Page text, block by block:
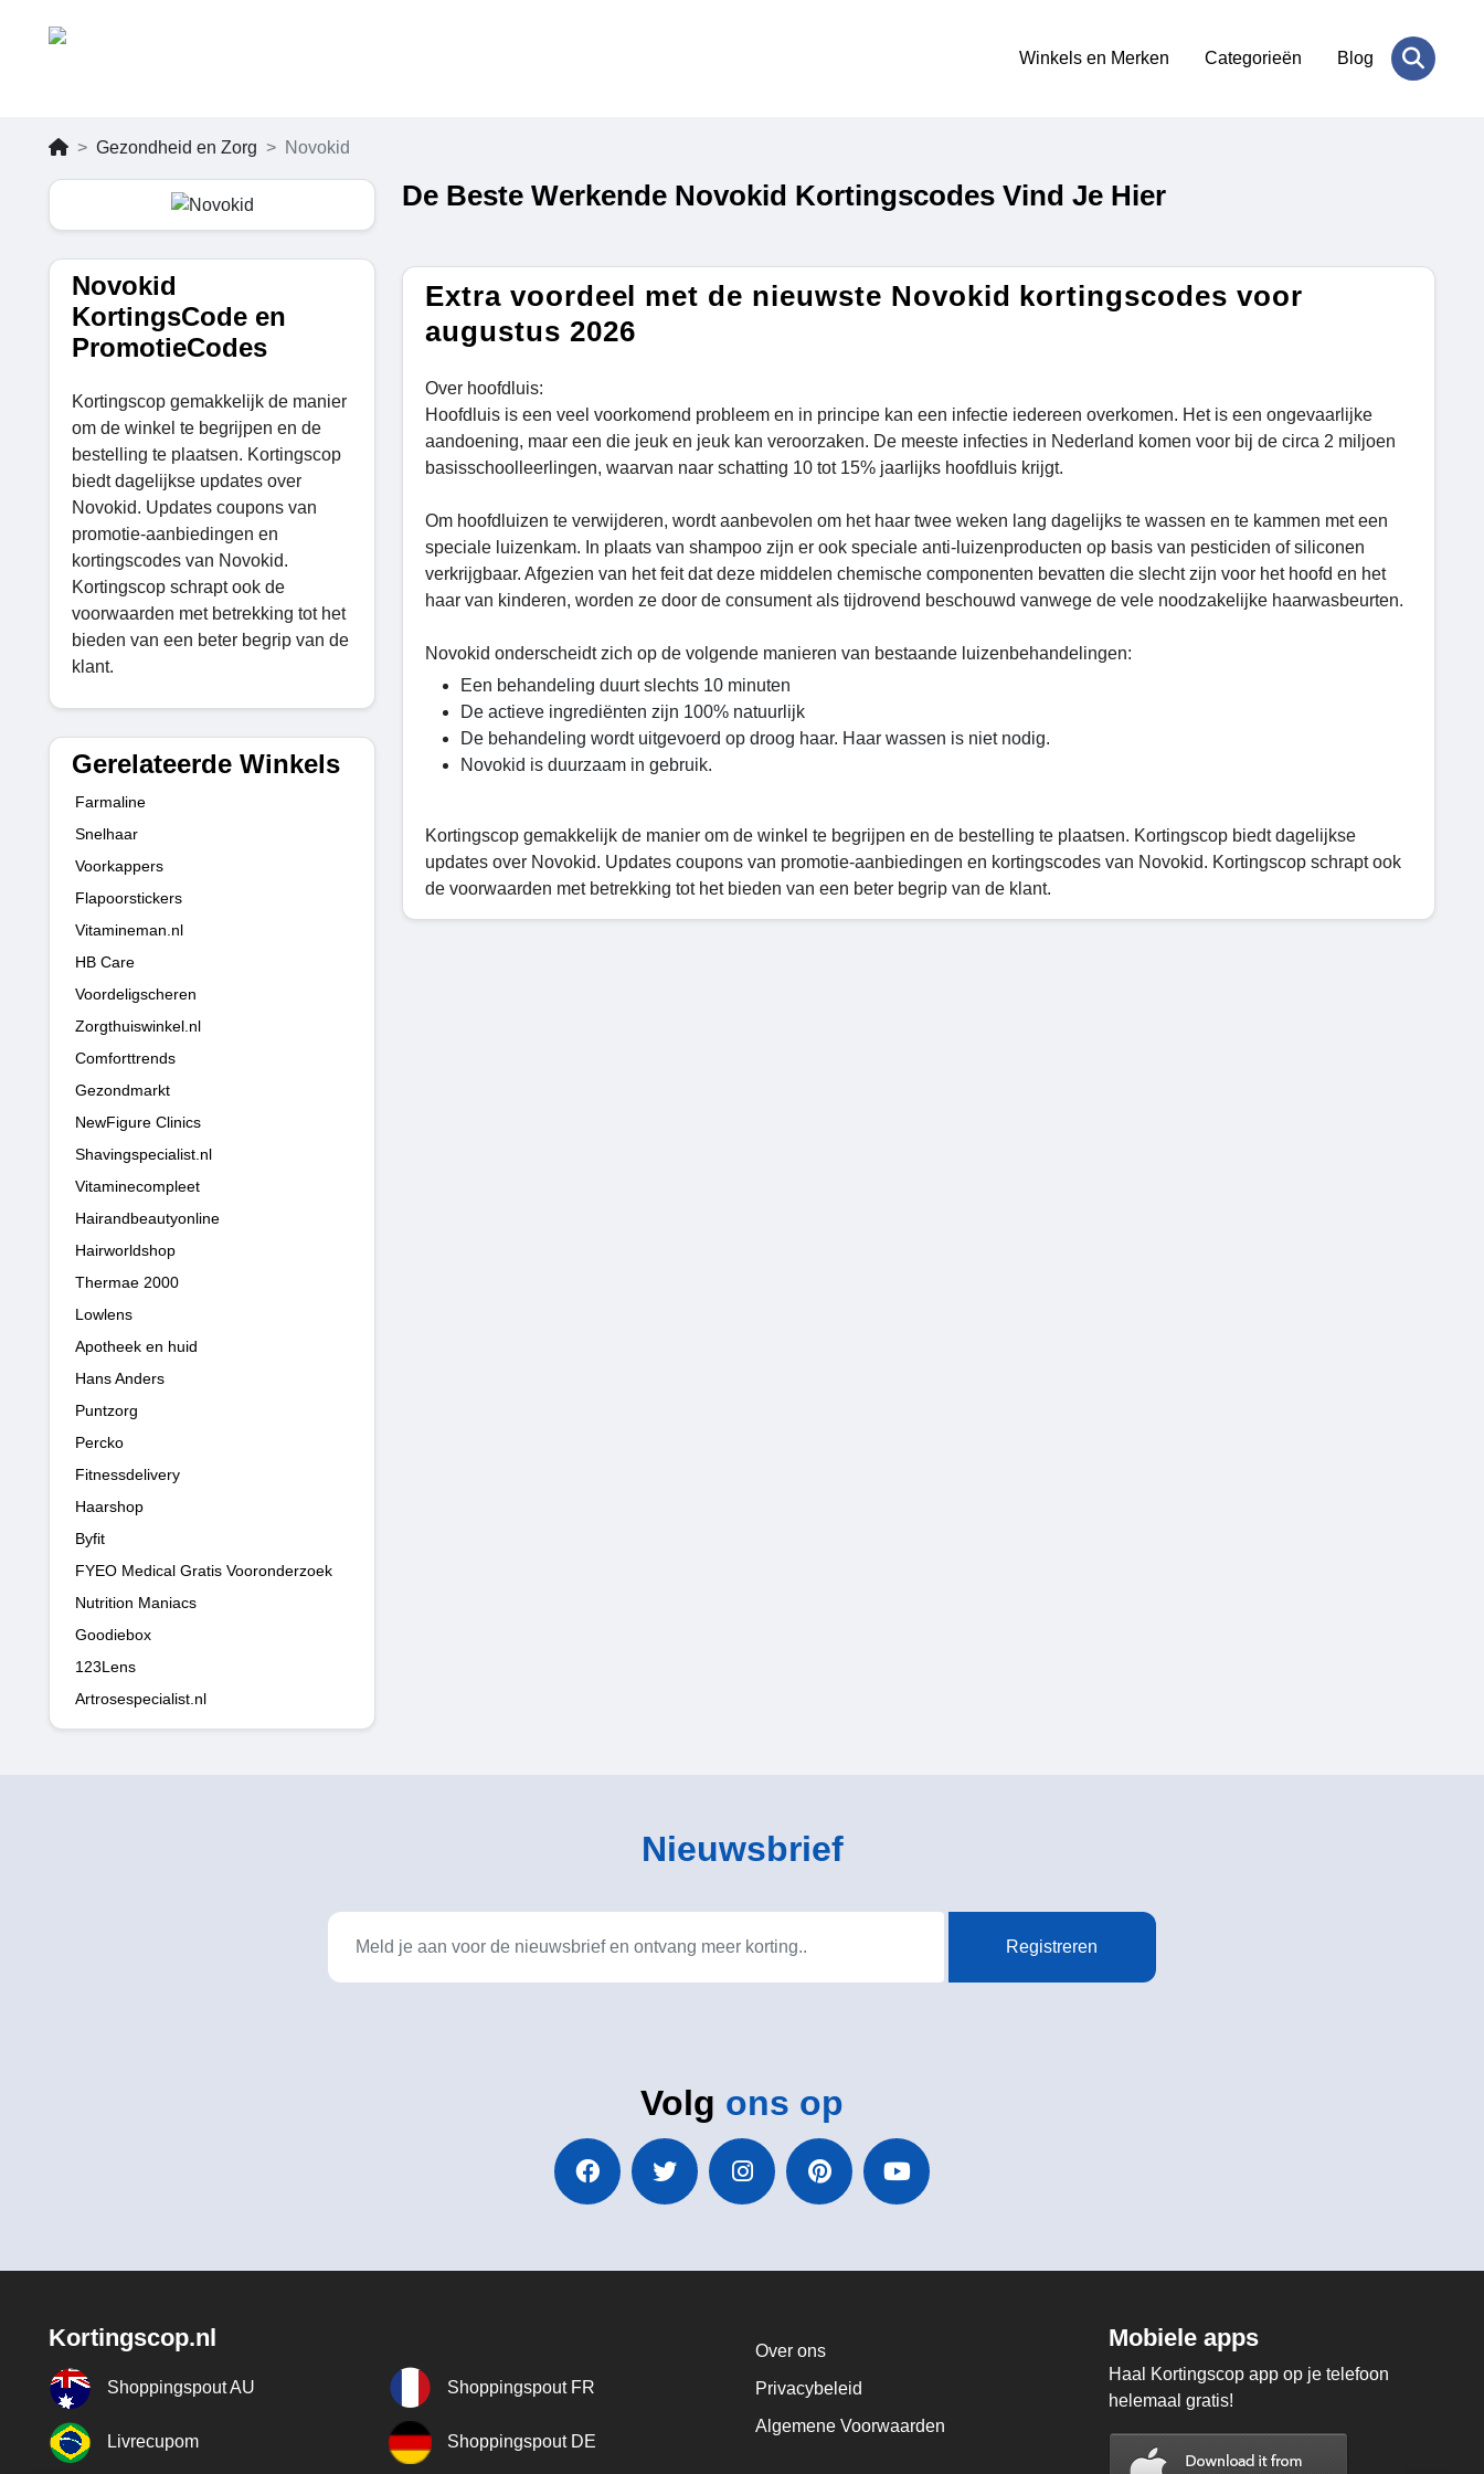
Winkels en Merken Categorieën Blog
Gezondheid en Zorg Novokid
Novokid
KortingsCode en
PromotieCodes
Kortingscop gemakkelijk de manier
om de winkel te begrijpen en de
bestelling te plaatsen. Kortingscop
biedt dagelijkse updates over
Novokid. Updates coupons van
promotie-aanbiedingen en
kortingscodes van Novokid.
Kortingscop schrapt ook de
voorwaarden met betrekking tot het
bieden van een beter begrip van de
klant.
Gerelateerde Winkels
Farmaline
Snelhaar
Voorkappers
Flapoorstickers
Vitamineman.nl
HB Care
Voordeligscheren
Zorgthuiswinkel.nl
Comforttrends
Gezondmarkt
NewFigure Clinics
Shavingspecialist.nl
Vitaminecompleet
Hairandbeautyonline
Hairworldshop
Thermae 2000
Lowlens
Apotheek en huid
Hans Anders
Puntzorg
Percko
Fitnessdelivery
Haarshop
Byfit
FYEO Medical Gratis Vooronderzoek
Nutrition Maniacs
Goodiebox
123Lens
Artrosespecialist.nl
De Beste Werkende Novokid Kortingscodes Vind Je Hier
Extra voordeel met de nieuwste Novokid kortingscodes voor
augustus 2026
Over hoofdluis:
Hoofdluis is een veel voorkomend probleem en in principe kan een infectie iedereen overkomen. Het is een ongevaarlijke
aandoening, maar een die jeuk en jeuk kan veroorzaken. De meeste infecties in Nederland komen voor bij de circa 2 miljoen
basisschoolleerlingen, waarvan naar schatting 10 tot 15% jaarlijks hoofdluis krijgt.
Om hoofdluizen te verwijderen, wordt aanbevolen om het haar twee weken lang dagelijks te wassen en te kammen met een
speciale luizenkam. In plaats van shampoo zijn er ook speciale anti-luizenproducten op basis van pesticiden of siliconen
verkrijgbaar. Afgezien van het feit dat deze middelen chemische componenten bevatten die slecht zijn voor het hoofd en het
haar van kinderen, worden ze door de consument als tijdrovend beschouwd vanwege de vele noodzakelijke haarwasbeurten.
Novokid onderscheidt zich op de volgende manieren van bestaande luizenbehandelingen:
Een behandeling duurt slechts 10 minuten
De actieve ingrediënten zijn 100% natuurlijk
De behandeling wordt uitgevoerd op droog haar. Haar wassen is niet nodig.
Novokid is duurzaam in gebruik.
Kortingscop gemakkelijk de manier om de winkel te begrijpen en de bestelling te plaatsen. Kortingscop biedt dagelijkse
updates over Novokid. Updates coupons van promotie-aanbiedingen en kortingscodes van Novokid. Kortingscop schrapt ook
de voorwaarden met betrekking tot het bieden van een beter begrip van de klant.
Nieuwsbrief
Registreren
Volg ons op
Kortingscop.nl
Shoppingspout AU Shoppingspout FR
Livrecupom Shoppingspout DE
Over ons
Privacybeleid
Algemene Voorwaarden
Mobiele apps
Haal Kortingscop app op je telefoon
helemaal gratis!